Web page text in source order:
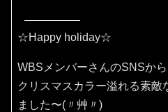
☆Happy holiday☆
WBSメンバーさんのSNSから
クリスマスカラー溢れる素敵
ました〜(〃艸〃)